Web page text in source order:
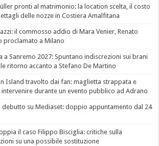
pronti al matrimonio: la location scelta, il costo
delle nozze in Costiera Amalfitana
il commosso addio di Mara Venier, Renato
proclamato a Milano
a Sanremo 2027: Spuntano indiscrezioni sui brani
ritorno accanto a Stefano De Martino
Island travolto dai fan: maglietta strappata e
durante un evento pubblico ad Adrano
su Mediaset: doppio appuntamento dal 24
il caso Filippo Bisciglia: critiche sulla
su una possibile sostituzione